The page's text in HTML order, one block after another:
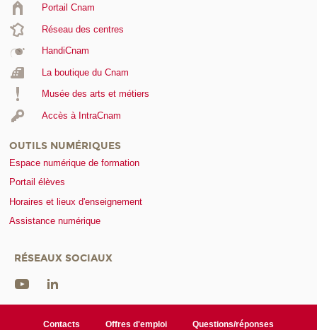
Portail Cnam
Réseau des centres
HandiCnam
La boutique du Cnam
Musée des arts et métiers
Accès à IntraCnam
OUTILS NUMÉRIQUES
Espace numérique de formation
Portail élèves
Horaires et lieux d'enseignement
Assistance numérique
RÉSEAUX SOCIAUX
Contacts Offres d'emploi Questions/réponses